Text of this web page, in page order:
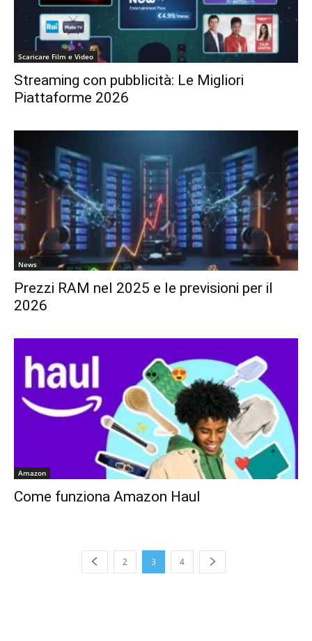
Scaricare Film e Video
Streaming con pubblicità: Le Migliori
Piattaforme 2026
News
Prezzi RAM nel 2025 e le previsioni per il
2026
Amazon
Come funziona Amazon Haul
2 3 4